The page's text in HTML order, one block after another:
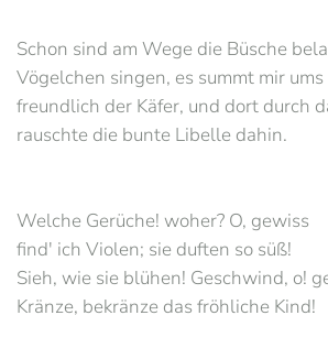
Schon sind am Wege die Büsche
Vögelchen singen, es summt mir
freundlich der Käfer, und dort durch
rauschte die bunte Libelle dahin.
Welche Gerüche! woher? O, gewiss
find' ich Violen; sie duften so süß!
Sieh, wie sie blühen! Geschwind, o!
Kränze, bekränze das fröhliche Kind!